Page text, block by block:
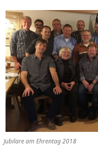
Jubilare am Ehrentag 2018